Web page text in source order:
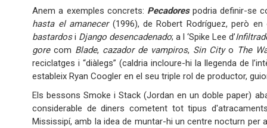
Anem a exemples concrets: Pecadorespodria definir-se
hasta el amanecer(1996), de Robert Rodríguez, però
bastardosi Django desencadenado; a l ‘Spike Lee d’
gorecom Blade, cazador de vampiros, Sin Cityo The
reciclatges i “diàlegs” (caldria incloure-hi la llegenda de
estableix Ryan Coogler en el seu triple rol de productor,
Els bessons Smoke i Stack (Jordan en un doble paper)
considerable de diners cometent tot tipus
Mississipí, amb la idea de muntar-hi un centre nocturn per